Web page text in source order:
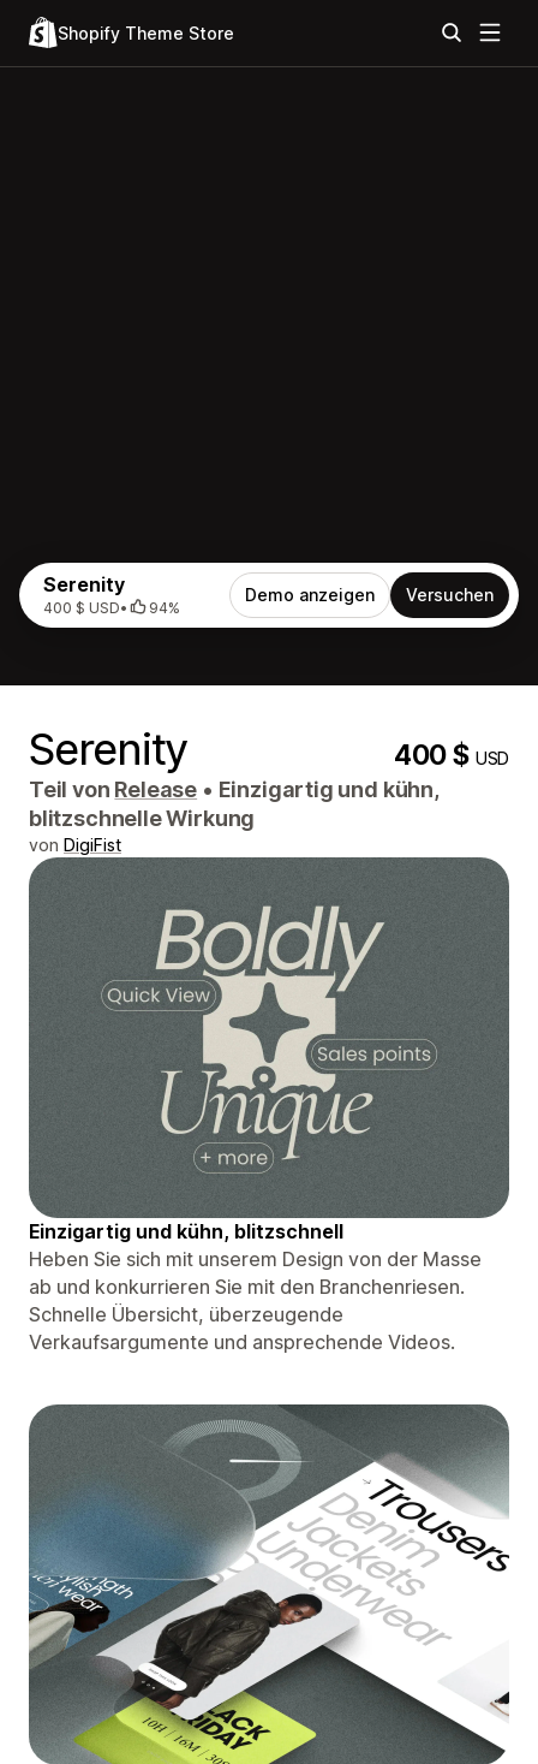
Shopify Theme Store
Serenity
400 $ USD• 94%
Demo anzeigen Versuchen
Serenity 400 $USD
Teil von Release • Einzigartig und kühn,
blitzschnelle Wirkung
von DigiFist
Einzigartig und kühn, blitzschnell
Heben Sie sich mit unserem Design von der Masse
ab und konkurrieren Sie mit den Branchenriesen.
Schnelle Übersicht, überzeugende
Verkaufsargumente und ansprechende Videos.